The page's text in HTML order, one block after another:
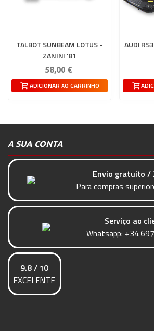
TALBOT SUNBEAM LOTUS -
ZANINI '81
58,00 €
ADICIONAR AO CARRINHO
AUDI
A SUA CONTA
Envio gratuito /
Para compras
Serviço ao
Whatsapp: +34
9.8 / 10
EXCELENTE